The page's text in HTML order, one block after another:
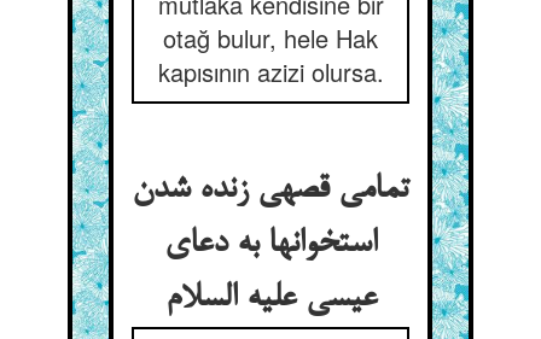
otağ bulur, hele Hak
kapısının azizi olursa.
تمامی قصه‏ی زنده شدن
استخوانها به دعای
عیسی علیه السلام